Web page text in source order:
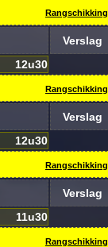
Rangschikking
Verslag
12u30
Rangschikking
Verslag
12u30
Rangschikking
Verslag
11u30
Rangschikking